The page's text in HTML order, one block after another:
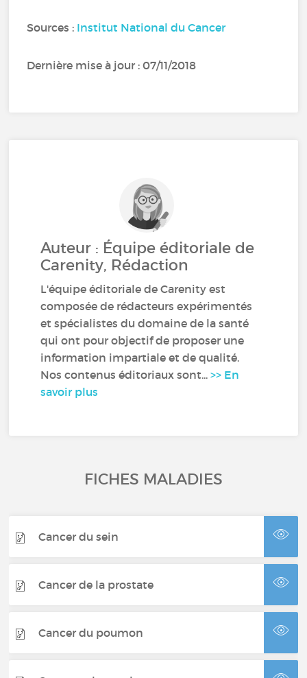
Sources : Institut National du Cancer
Dernière mise à jour : 07/11/2018
Auteur : Équipe éditoriale de
Carenity, Rédaction
L'équipe éditoriale de Carenity est
composée de rédacteurs expérimentés
et spécialistes du domaine de la santé
qui ont pour objectif de proposer une
information impartiale et de qualité.
Nos contenus éditoriaux sont...>> En
savoir plus
FICHES MALADIES
Cancer du sein
Cancer de la prostate
Cancer du poumon